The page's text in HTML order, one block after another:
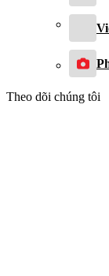
Theo dõi chúng tôi